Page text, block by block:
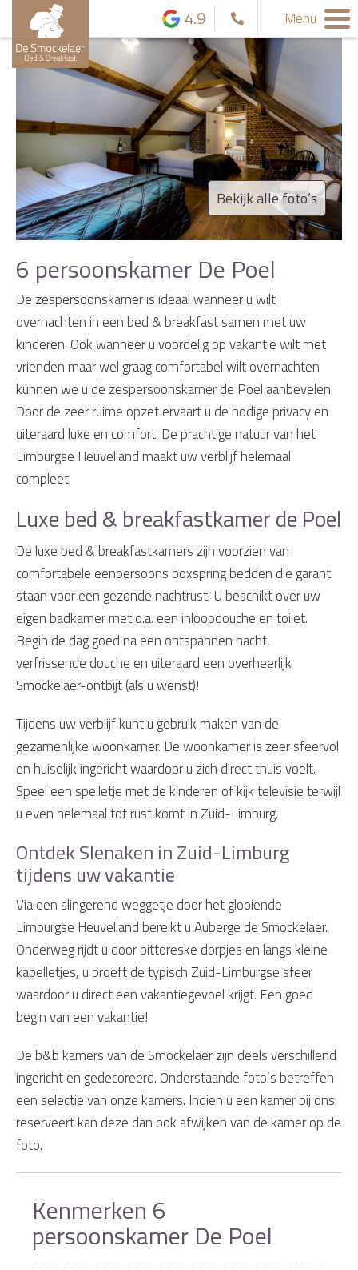
4.9 Menu
Bekijk alle foto’s
6 persoonskamer De Poel
De zespersoonskamer is ideaal wanneer u wilt
overnachten in een bed & breakfast samen met uw
kinderen. Ook wanneer u voordelig op vakantie wilt met
vrienden maar wel graag comfortabel wilt overnachten
kunnen we u de zespersoonskamer de Poel aanbevelen.
Door de zeer ruime opzet ervaart u de nodige privacy en
uiteraard luxe en comfort. De prachtige natuur van het
Limburgse Heuvelland maakt uw verblijf helemaal
compleet.
Luxe bed & breakfastkamer de Poel
De luxe bed & breakfastkamers zijn voorzien van
comfortabele eenpersoons boxspring bedden die garant
staan voor een gezonde nachtrust. U beschikt over uw
eigen badkamer met o.a. een inloopdouche en toilet.
Begin de dag goed na een ontspannen nacht,
verfrissende douche en uiteraard een overheerlijk
Smockelaer-ontbijt (als u wenst)!
Tijdens uw verblijf kunt u gebruik maken van de
gezamenlijke woonkamer. De woonkamer is zeer sfeervol
en huiselijk ingericht waardoor u zich direct thuis voelt.
Speel een spelletje met de kinderen of kijk televisie terwijl
u even helemaal tot rust komt in Zuid-Limburg.
Ontdek Slenaken in Zuid-Limburg
tijdens uw vakantie
Via een slingerend weggetje door het glooiende
Limburgse Heuvelland bereikt u Auberge de Smockelaer.
Onderweg rijdt u door pittoreske dorpjes en langs kleine
kapelletjes, u proeft de typisch Zuid-Limburgse sfeer
waardoor u direct een vakantiegevoel krijgt. Een goed
begin van een vakantie!
De b&b kamers van de Smockelaer zijn deels verschillend
ingericht en gedecoreerd. Onderstaande foto’s betreffen
een selectie van onze kamers. Indien u een kamer bij ons
reserveert kan deze dan ook afwijken van de kamer op de
foto.
Kenmerken 6
persoonskamer De Poel